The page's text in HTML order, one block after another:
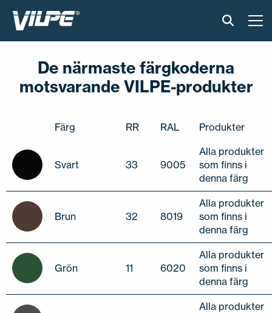
VILPE SENSE
INSTALLATION OCH MATERIAL
AKTUELLT
OM OSS
EN USA SV-FI LT LV ET UK
De närmaste färgkoderna
motsvarande VILPE-produkter
Färg RR RAL Produkter
Svart 33 9005
Alla produkter
som finns i
denna färg
Brun 32 8019
Alla produkter
som finns i
denna färg
Grön 11 6020
Alla produkter
som finns i
denna färg
Alla produkter